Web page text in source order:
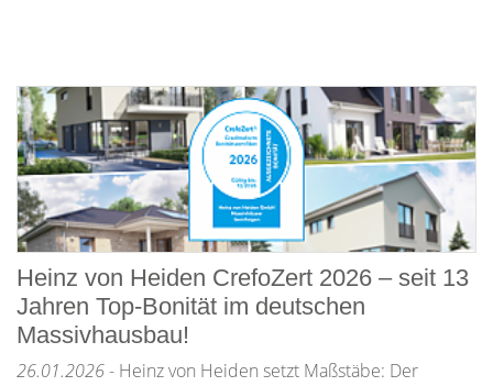
Heinz von Heiden CrefoZert 2026 – seit 13
Jahren Top-Bonität im deutschen
Massivhausbau!
26.01.2026- Heinz von Heiden setzt Maßstäbe: Der